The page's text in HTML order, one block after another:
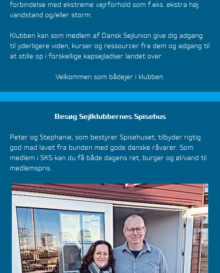
forbindelse med ekstreme vejrforhold som f.eks. ekstra høj
vandstand og/eller storm.
Klubben kan som medlem af Dansk Sejlunion give dig adgang
til yderligere viden, kurser og ressourcer fra dem og adgang til
at stille op i forskellige kapsejladser landet over.
Velkommen som bådejer i klubben.
Besøg Sejlklubbernes Spisehus
Peter og Stephanie, som bestyrer Spisehuset, tilbyder rigtig
god mad lavet fra bunden med gode danske råvarer. Som
medlem i SKS kan du få både dagens ret, burger og øl/vand til
medlemspris.